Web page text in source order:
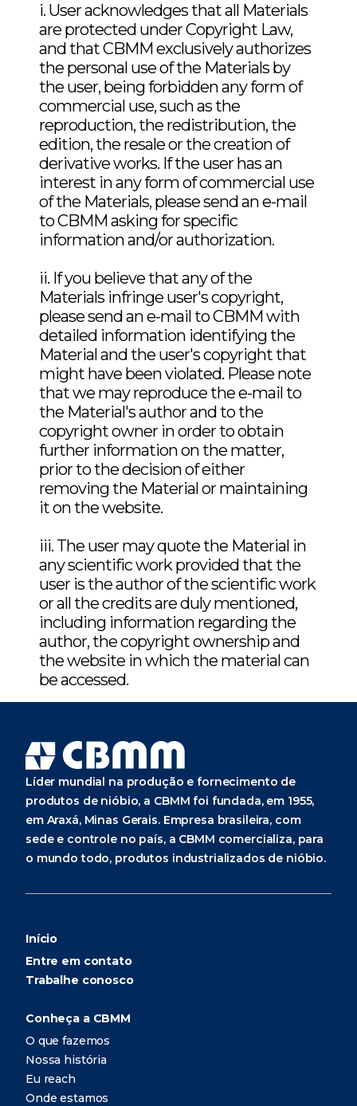
i. User acknowledges that all Materials
are protected under Copyright Law,
and that CBMM exclusively authorizes
the personal use of the Materials by
the user, being forbidden any form of
commercial use, such as the
reproduction, the redistribution, the
edition, the resale or the creation of
derivative works. If the user has an
interest in any form of commercial use
of the Materials, please send an e-mail
to CBMM asking for specific
information and/or authorization.
ii. If you believe that any of the
Materials infringe user's copyright,
please send an e-mail to CBMM with
detailed information identifying the
Material and the user's copyright that
might have been violated. Please note
that we may reproduce the e-mail to
the Material's author and to the
copyright owner in order to obtain
further information on the matter,
prior to the decision of either
removing the Material or maintaining
it on the website.
iii. The user may quote the Material in
any scientific work provided that the
user is the author of the scientific work
or all the credits are duly mentioned,
including information regarding the
author, the copyright ownership and
the website in which the material can
be accessed.
Líder mundial na produção e fornecimento de
produtos de nióbio, a CBMM foi fundada, em 1955,
em Araxá, Minas Gerais. Empresa brasileira, com
sede e controle no país, a CBMM comercializa, para
o mundo todo, produtos industrializados de nióbio.
Início
Entre em contato
Trabalhe conosco
Conheça a CBMM
O que fazemos
Nossa história
Eu reach
Onde estamos